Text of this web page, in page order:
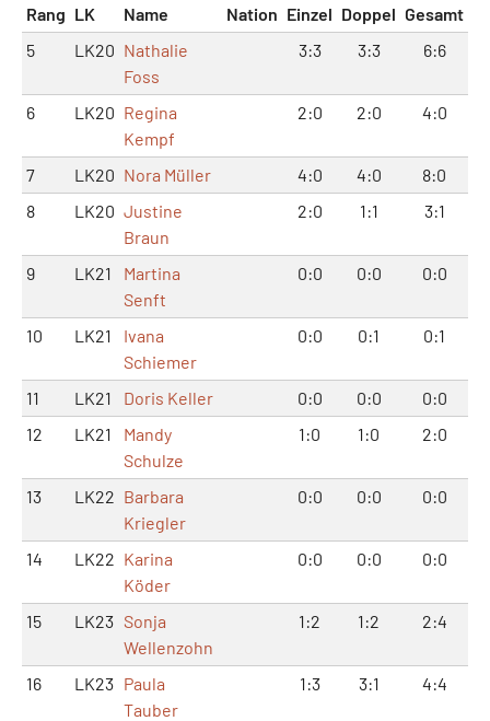
Rang LK Name Nation Einzel Doppel Gesamt
5
LK20 Nathalie
Foss
3:3 3:3 6:6
6 LK20 Regina
Kempf
2:0 2:0 4:0
7 LK20 Nora Müller 4:0 4:0
8:0
8
LK20 Justine
Braun
2:0 1:1 3:1
9 LK21
Martina
Senft
0:0 0:0 0:0
10 LK21
Ivana
Schiemer
0:0 0:1 0:1
11 LK21 Doris Keller 0:0 0:0
0:0
12
LK21
Mandy
Schulze
1:0 1:0 2:0
13 LK22 Barbara
Kriegler
0:0 0:0 0:0
14 LK22 Karina
Köder
0:0 0:0 0:0
15 LK23 Sonja
Wellenzohn
1:2 1:2 2:4
16 LK23 Paula
Tauber
1:3 3:1 4:4